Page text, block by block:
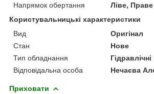
Напрямок обертання
Ліве, Праве
Користувальницькі характеристики
Вид
Оригінал
Стан
Нове
Тип обладнання
Відповідальна особа
Нечаєва
Приховати